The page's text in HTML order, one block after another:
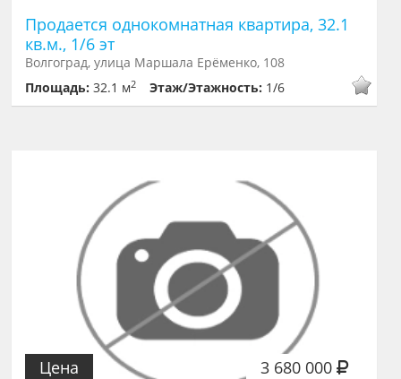
Продается однокомнатная квартира, 32.1
кв.м., 1/6 эт
Волгоград, улица Маршала Ерёменко, 108
Площадь:32.1 м2 Этаж/Этажность: 1/6
3 680 000
Цена